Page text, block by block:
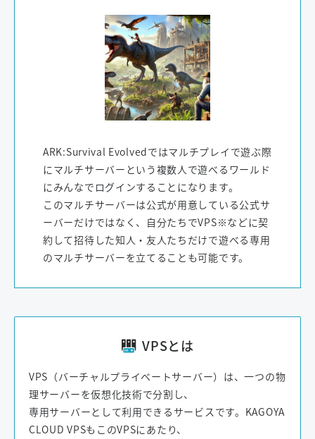
ARK:Survival Evolvedではマルチプレイで遊ぶ際
にマルチサーバーという複数人で遊べるワールド
にみんなでログインすることになります。
このマルチサーバーは公式が用意している公式サ
ーバーだけではなく、自分たちでVPS※などに契
約して招待した知人・友人たちだけで遊べる専用
のマルチサーバーを立てることも可能です。
VPSとは
VPS（バーチャルプライベートサーバー）は、一つの物
理サーバーを仮想化技術で分割し、
専用サーバーとして利用できるサービスです。KAGOYA
CLOUD VPSもこのVPSにあたり、